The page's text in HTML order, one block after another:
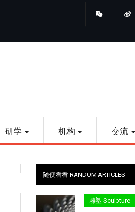
研学 机构 交流
随便看看 RANDOM ARTICLES
雕塑 Sculpture